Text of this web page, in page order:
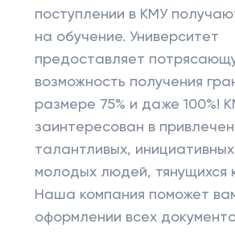
поступлении в КМУ
на обучение. Университет
предоставляет
возможность получения
размере 75% и даже 100%!
заинтересован в
талантливых,
молодых людей, тянущихся
Наша компания поможет
оформлении всех